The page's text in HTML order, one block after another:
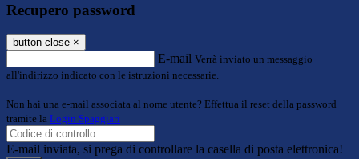
Recupero password
button close ×
E-mail Verrà inviato un messaggio
all'indirizzo indicato con le istruzioni necessarie.
Non hai una e-mail associata al nome utente? Effettua il reset della password
tramite la Login Spaggiari
E-mail inviata, si prega di controllare la casella di posta elettronica!